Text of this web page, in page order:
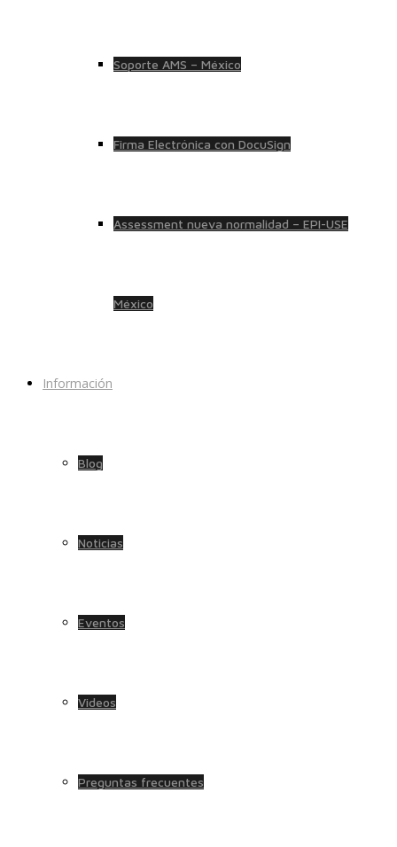
Soporte AMS – México
Firma Electrónica con DocuSign
Assessment nueva normalidad – EPI-USE
México
Información
Blog
Noticias
Eventos
Videos
Preguntas frecuentes